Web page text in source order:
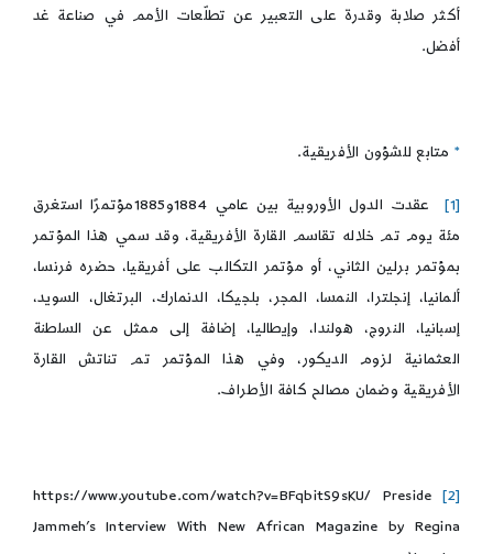
أكثر صلابة وقدرة على التعبير عن تطلّعات الأمم في صناعة غد
أفضل.
* متابع للشؤون الأفريقية.
[1]
عقدت الدول الأوروبية بين عامي 1884و1885مؤتمرًا استغرق
مئة يوم تم خلاله تقاسم القارة الأفريقية، وقد سمي هذا المؤتمر
بمؤتمر برلين الثاني، أو مؤتمر التكالب على أفريقيا، حضره فرنسا،
ألمانيا، إنجلترا، النمسا، المجر، بلجيكا، الدنمارك، البرتغال، السويد،
إسبانيا، النروج، هولندا، وإيطاليا، إضافة إلى ممثل عن السلطنة
العثمانية لزوم الديكور، وفي هذا المؤتمر تم تناتش القارة
الأفريقية وضمان مصالح كافة الأطراف.
[2]
https://www.youtube.com/watch?v=BFqbitS9sKU/ Preside
Jammeh’s Interview With New African Magazine by Regina